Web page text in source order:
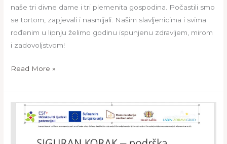
naše tri divne dame i tri plemenita gospodina. Počastili smo
se tortom, zapjevali i nasmijali. Našim slavljenicima i svima
rođenim u lipnju želimo godinu ispunjenu zdravljem, mirom
i zadovoljstvom!
Read More »
Javni
poziv